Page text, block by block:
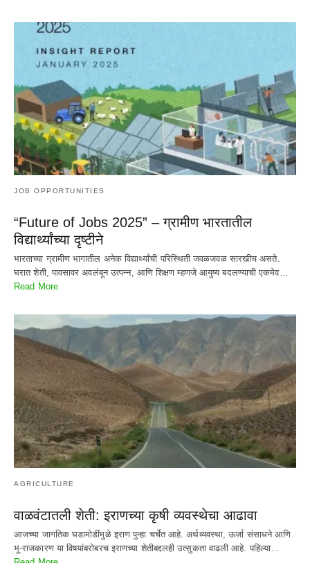
JOB OPPORTUNITIES
“Future of Jobs 2025” – ग्रामीण भारतातील
विद्यार्थ्यांच्या दृष्टीने
भारताच्या ग्रामीण भागातील अनेक विद्यार्थ्यांची परिस्थिती जवळजवळ सारखीच असते.
घरात शेती, पावसावर अवलंबून उत्पन्न, आणि शिक्षण म्हणजे आयुष्य बदलण्याची एकमेव…
Read More
AGRICULTURE
वाळवंटातली शेती: इराणच्या कृषी व्यवस्थेचा आढावा
आजच्या जागतिक घडामोडींमुळे इराण पुन्हा चर्चेत आहे. अर्थव्यवस्था, ऊर्जा संसाधने आणि
भू-राजकारण या विषयांबरोबरच इराणच्या शेतीबद्दलही उत्सुकता वाढली आहे. पहिल्या…